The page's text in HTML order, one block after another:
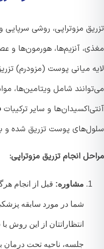
مزوتراپی، روشی سرپایی و
آنزیم‌ها، هورمون‌ها و
میانی پوست (مزودرم)
شامل ویتامین‌ها، مواد
و سایر ترکیبات
پوست تزریق شده و به
انجام تزریق مزوتراپی:
مشاوره:قبل از انجام
شما در مورد سابقه پزشکی،
انتظاراتتان از این روش با
جلسه، ناحیه تحت درمان